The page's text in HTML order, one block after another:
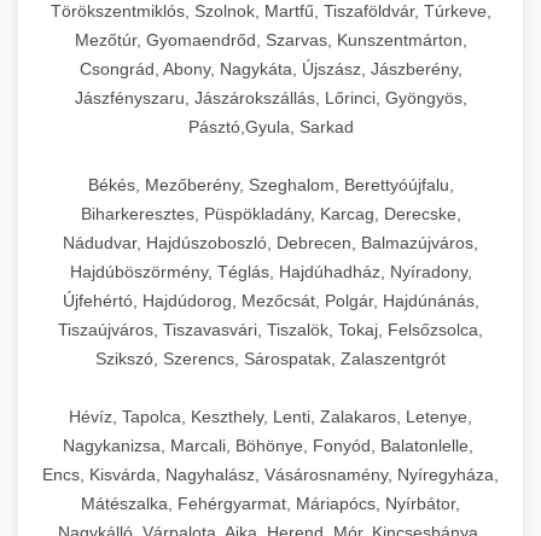
Törökszentmiklós, Szolnok, Martfű, Tiszaföldvár, Túrkeve,
Mezőtúr, Gyomaendrőd, Szarvas, Kunszentmárton,
Csongrád, Abony, Nagykáta, Újszász, Jászberény,
Jászfényszaru, Jászárokszállás, Lőrinci, Gyöngyös,
Pásztó,Gyula, Sarkad
Békés, Mezőberény, Szeghalom, Berettyóújfalu,
Biharkeresztes, Püspökladány, Karcag, Derecske,
Nádudvar, Hajdúszoboszló, Debrecen, Balmazújváros,
Hajdúböszörmény, Téglás, Hajdúhadház, Nyíradony,
Újfehértó, Hajdúdorog, Mezőcsát, Polgár, Hajdúnánás,
Tiszaújváros, Tiszavasvári, Tiszalök, Tokaj, Felsőzsolca,
Szikszó, Szerencs, Sárospatak, Zalaszentgrót
Hévíz, Tapolca, Keszthely, Lenti, Zalakaros, Letenye,
Nagykanizsa, Marcali, Böhönye, Fonyód, Balatonlelle,
Encs, Kisvárda, Nagyhalász, Vásárosnamény, Nyíregyháza,
Mátészalka, Fehérgyarmat, Máriapócs, Nyírbátor,